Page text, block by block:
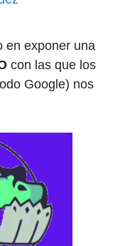
en exponer una
con las que los
Google) nos